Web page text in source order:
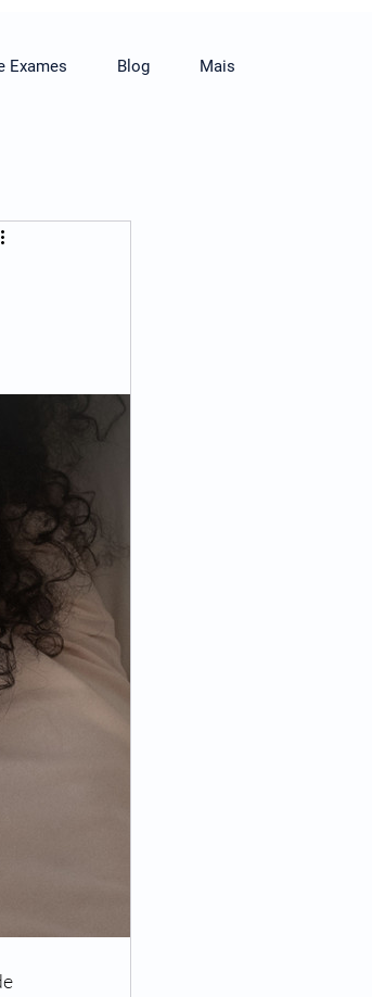
Exames Blog Mais